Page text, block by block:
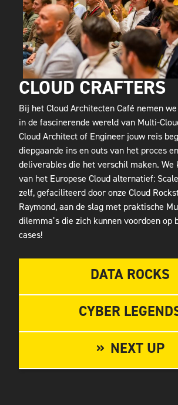
CLOUD CRAFTERS
Bij het Cloud Architecten Café nemen
in de fascinerende wereld van Multi-
Cloud Architect of Engineer jouw reis
diepgaande ins en outs van het proces
deliverables die het verschil maken.
van het Europese Cloud alternatief:
zelf, gefaciliteerd door onze Cloud
Raymond, aan de slag met praktische
dilemma’s die zich kunnen voordoen op
cases!
DATA ROCKS
CYBER
NEXT UP